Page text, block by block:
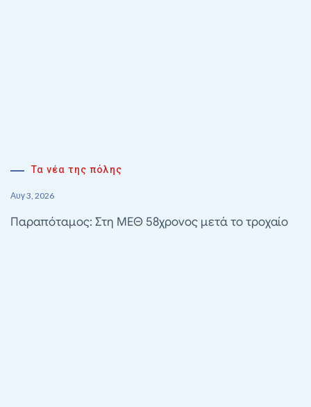
Τα νέα της πόλης
Αυγ 3, 2026
Παραπόταμος: Στη ΜΕΘ 58χρονος μετά το τροχαίο